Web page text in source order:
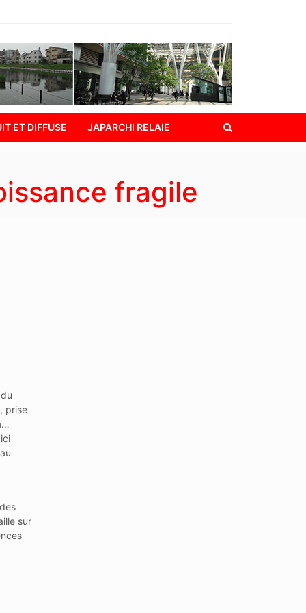
ET DIFFUSE JAPARCHI RELAIE
fragile
prise
sur